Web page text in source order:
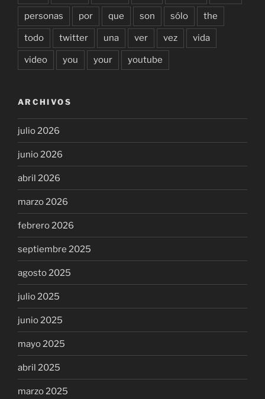
personas por que son sólo the
todo twitter una ver vez vida
video you your youtube
ARCHIVOS
julio 2026
junio 2026
abril 2026
marzo 2026
febrero 2026
septiembre 2025
agosto 2025
julio 2025
junio 2025
mayo 2025
abril 2025
marzo 2025